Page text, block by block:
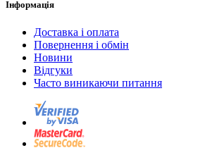
Інформація
Доставка і оплата
Повернення і обмін
Новини
Відгуки
Часто виникаючи питання